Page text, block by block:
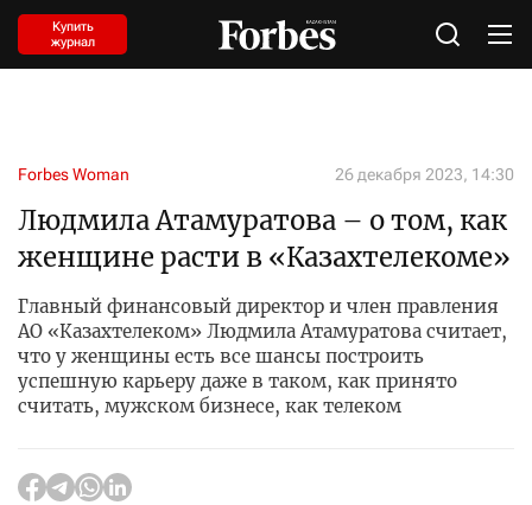
Купить
журнал
Forbes Woman 26 декабря 2023, 14:30
Людмила Атамуратова – о том, как
женщине расти в «Казахтелекоме»
Главный финансовый директор и член правления
АО «Казахтелеком» Людмила Атамуратова считает,
что у женщины есть все шансы построить
успешную карьеру даже в таком, как принято
считать, мужском бизнесе, как телеком